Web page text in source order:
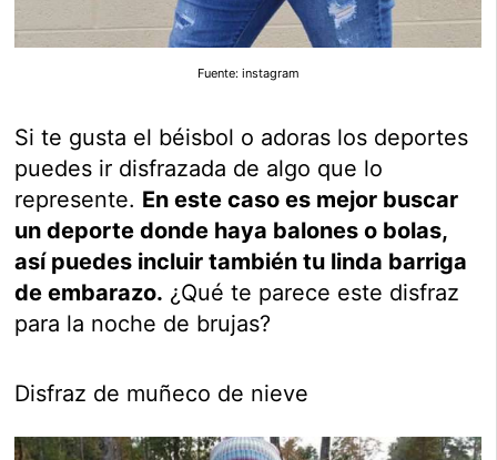
Fuente: instagram
Si te gusta el béisbol o adoras los deportes
puedes ir disfrazada de algo que lo
represente. En este caso es mejor buscar
un deporte donde haya balones o bolas,
así puedes incluir también tu linda barriga
de embarazo. ¿Qué te parece este disfraz
para la noche de brujas?
Disfraz de muñeco de nieve